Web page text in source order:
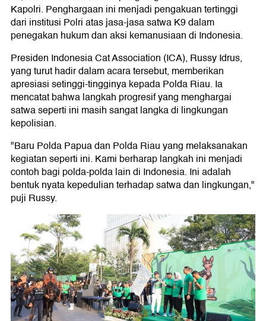
Kapolri. Penghargaan ini menjadi pengakuan tertinggi
dari institusi Polri atas jasa-jasa satwa K9 dalam
penegakan hukum dan aksi kemanusiaan di Indonesia.
Presiden Indonesia Cat Association (ICA), Russy Idrus,
yang turut hadir dalam acara tersebut, memberikan
apresiasi setinggi-tingginya kepada Polda Riau. Ia
mencatat bahwa langkah progresif yang menghargai
satwa seperti ini masih sangat langka di lingkungan
kepolisian.
"Baru Polda Papua dan Polda Riau yang melaksanakan
kegiatan seperti ini. Kami berharap langkah ini menjadi
contoh bagi polda-polda lain di Indonesia. Ini adalah
bentuk nyata kepedulian terhadap satwa dan lingkungan,"
puji Russy.